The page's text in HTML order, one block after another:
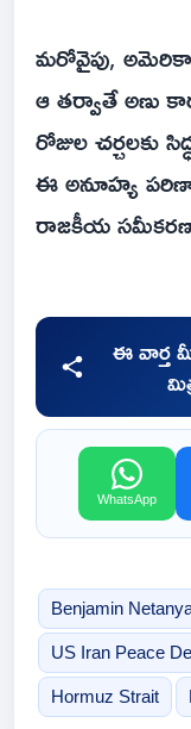
మరోవైపు,
ఆ తర్వాతే అణు
రోజుల చర్చలకు
ఈ అనూహ్య
రాజకీయ
ఈ వార్త
WhatsApp
Benjamin
US Iran Peace
Hormuz Strait